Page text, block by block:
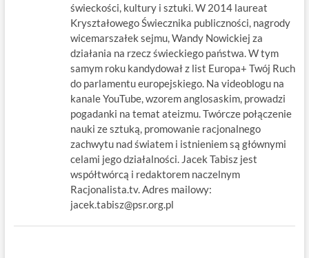
świeckości, kultury i sztuki. W 2014 laureat
Kryształowego Świecznika publiczności, nagrody
wicemarszałek sejmu, Wandy Nowickiej za
działania na rzecz świeckiego państwa. W tym
samym roku kandydował z list Europa+ Twój Ruch
do parlamentu europejskiego. Na videoblogu na
kanale YouTube, wzorem anglosaskim, prowadzi
pogadanki na temat ateizmu. Twórcze połączenie
nauki ze sztuką, promowanie racjonalnego
zachwytu nad światem i istnieniem są głównymi
celami jego działalności. Jacek Tabisz jest
współtwórcą i redaktorem naczelnym
Racjonalista.tv. Adres mailowy:
jacek.tabisz@psr.org.pl